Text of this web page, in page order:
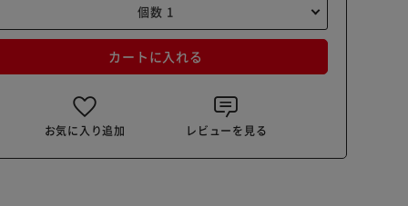
カートに入れる
お気に入り追加 レビューを見る